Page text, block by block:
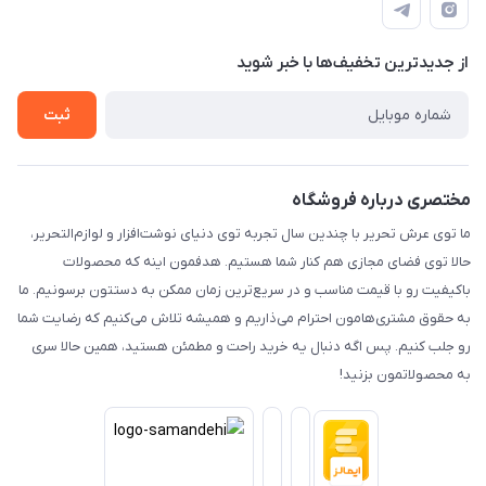
راهنما
رویه ارسال کالا
حریم خصوصی
تماس با ما
از جدید‌ترین تخفیف‌ها با‌ خبر شوید
ثبت
مختصری درباره فروشگاه
ما توی عرش تحریر با چندین سال تجربه توی دنیای نوشت‌افزار و لوازم‌التحریر،
حالا توی فضای مجازی هم کنار شما هستیم. هدفمون اینه که محصولات
باکیفیت رو با قیمت مناسب و در سریع‌ترین زمان ممکن به دستتون برسونیم. ما
به حقوق مشتری‌هامون احترام می‌ذاریم و همیشه تلاش می‌کنیم که رضایت شما
رو جلب کنیم. پس اگه دنبال یه خرید راحت و مطمئن هستید، همین حالا سری
به محصولاتمون بزنید!